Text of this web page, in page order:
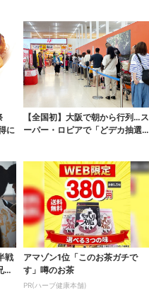
に
【全国初】大阪で朝から行列…ス
ーパー・ロピアで「どデカ抽選
戦
アマゾン1位「このお茶ガチで
す」噂のお茶
PR(ハーブ健康本舗)